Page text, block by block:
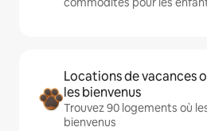
Locations de vacances
les bienvenus
Trouvez 90 logements où
bienvenus